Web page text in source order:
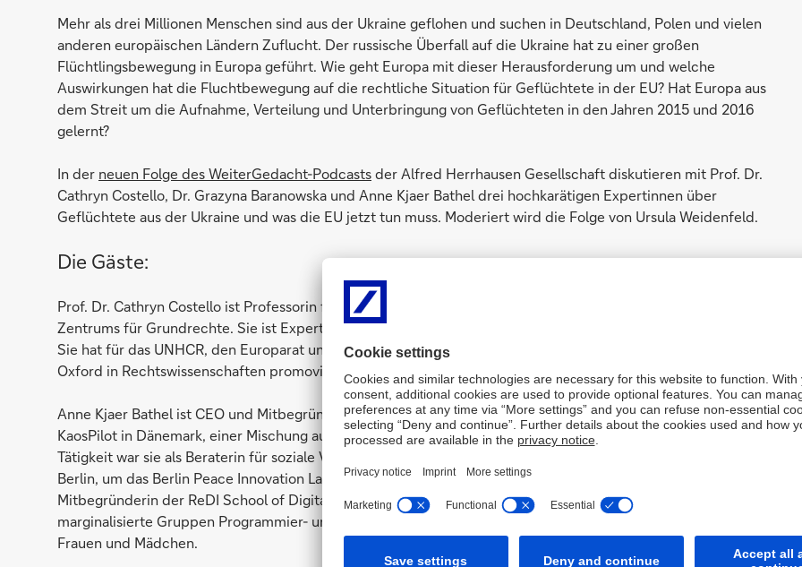
Mehr als drei Millionen Menschen sind aus der Ukraine geflohen und suchen in Deutschland, Polen und vielen
anderen europäischen Ländern Zuflucht. Der russische Überfall auf die Ukraine hat zu einer großen
Flüchtlingsbewegung in Europa geführt. Wie geht Europa mit dieser Herausforderung um und welche
Auswirkungen hat die Fluchtbewegung auf die rechtliche Situation für Geflüchtete in der EU? Hat Europa aus
dem Streit um die Aufnahme, Verteilung und Unterbringung von Geflüchteten in den Jahren 2015 und 2016
gelernt?
In der neuen Folge des WeiterGedacht-Podcastsder Alfred Herrhausen Gesellschaft diskutieren mit Prof. Dr.
Cathryn Costello, Dr. Grazyna Baranowska und Anne Kjaer Bathel drei hochkarätigen Expertinnen über
Geflüchtete aus der Ukraine und was die EU jetzt tun muss. Moderiert wird die Folge von Ursula Weidenfeld.
Die Gäste:
Prof. Dr. Cathryn Costello ist Professorin für Grundrechte an der Hertie School in Berlin und Co-Direktorin des
Zentrums für Grundrechte. Sie ist Expertin für internationales und europäisches Asyl- und Migrationsrecht.
Sie hat für das UNHCR, den Europarat und das Europäische Parlament geforscht und hat an der Universität
Oxford in Rechtswissenschaften promoviert.
Anne Kjaer Bathel ist CEO und Mitbegründerin der ReDI School of Digital Integration. Sie ist Absolventin von
KaosPilot in Dänemark, einer Mischung aus einer Wirtschafts- und einer Designschule. Vor ihrer jetzigen
Tätigkeit war sie als Beraterin für soziale Verantwortung von Unternehmen tätig. Im Jahr 2012 zog sie nach
Berlin, um das Berlin Peace Innovation Lab zu gründen. Als Reaktion auf die Flüchtlingskrise war Anne 2015
Mitbegründerin der ReDI School of Digital Integration, einem Berufsbildungsprogramm, das Flüchtlingen und
marginalisierte Gruppen Programmier- und Textkenntnisse vermittelt. Mehr als die Hälfte von ihnen sind
Frauen und Mädchen.